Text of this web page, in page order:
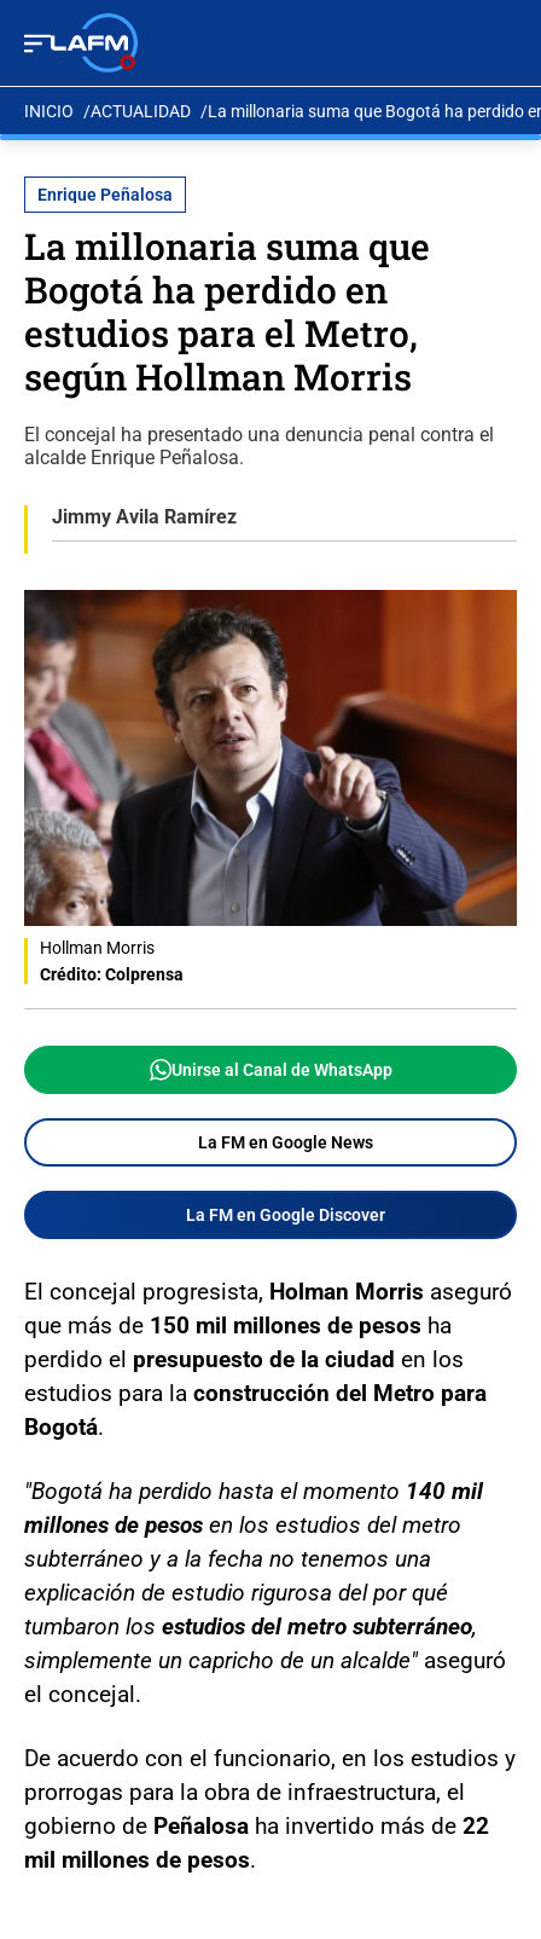
INICIO ACTUALIDAD La millonaria suma que Bogotá ha perdido
Enrique Peñalosa
La millonaria suma que
Bogotá ha perdido en
estudios para el Metro,
según Hollman Morris
El concejal ha presentado una denuncia penal contra el
alcalde Enrique Peñalosa.
Jimmy Avila Ramírez
Hollman Morris
Crédito: Colprensa
Unirse al Canal de WhatsApp
La FM en Google News
La FM en Google Discover
El concejal progresista, Holman Morris aseguró
que más de 150 mil millones de pesos ha
perdido el presupuesto de la ciudad en los
estudios para la construcción del Metro para
Bogotá.
"Bogotá ha perdido hasta el momento 140 mil
millones de pesos en los estudios del metro
subterráneo y a la fecha no tenemos una
explicación de estudio rigurosa del por qué
tumbaron los estudios del metro subterráneo,
simplemente un capricho de un alcalde"aseguró
el concejal.
De acuerdo con el funcionario, en los estudios y
prorrogas para la obra de infraestructura, el
gobierno de Peñalosa ha invertido más de 22
mil millones de pesos.